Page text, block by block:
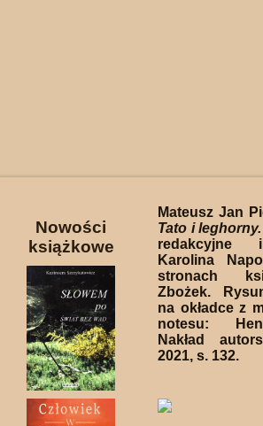
Nowości
książkowe
Mateusz Jan
Tato i leghorny.
redakcyjne
Karolina
stronach
Zbożek.
na okładce z
notesu:
Nakład
2021, s. 132.